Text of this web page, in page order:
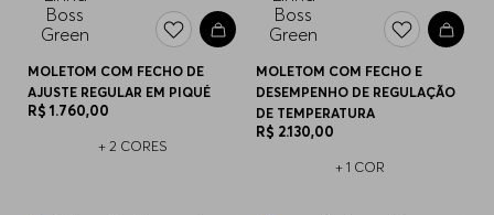
MOLETOM COM FECHO DE
AJUSTE REGULAR EM PIQUÉ
R$ 1.760,00
+ 2 CORES
MOLETOM COM FECHO E
DESEMPENHO DE REGULAÇÃO
DE TEMPERATURA
R$ 2.130,00
+ 1 COR